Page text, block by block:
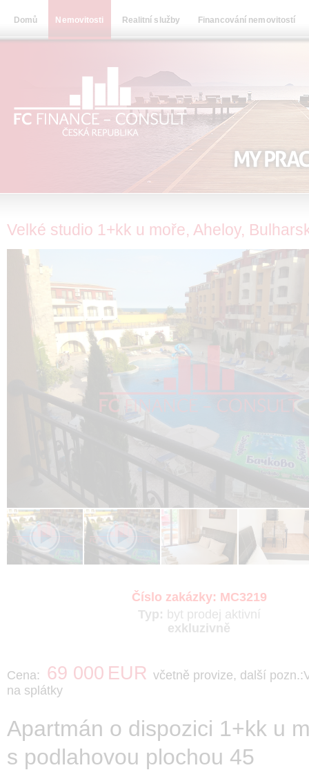
Domů Nemovitosti Realitní služby Financování nemovitostí
Velké studio 1+kk u moře, Aheloy,
Číslo zakázky: MC3219
Typ: byt prodej aktivní
exkluzivně
Cena: 69 000 EUR včetně provize, další
na splátky
Apartmán o dispozici 1+kk u
s podlahovou plochou 45